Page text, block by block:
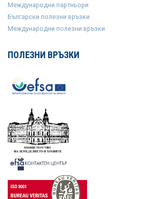
Международни партньори
Български полезни връзки
Международни полезни връзки
ПОЛЕЗНИ ВРЪЗКИ